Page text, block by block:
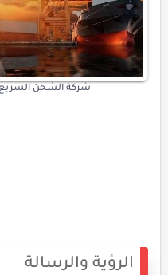
شركة الشحن السريع
الرؤية والرسالة